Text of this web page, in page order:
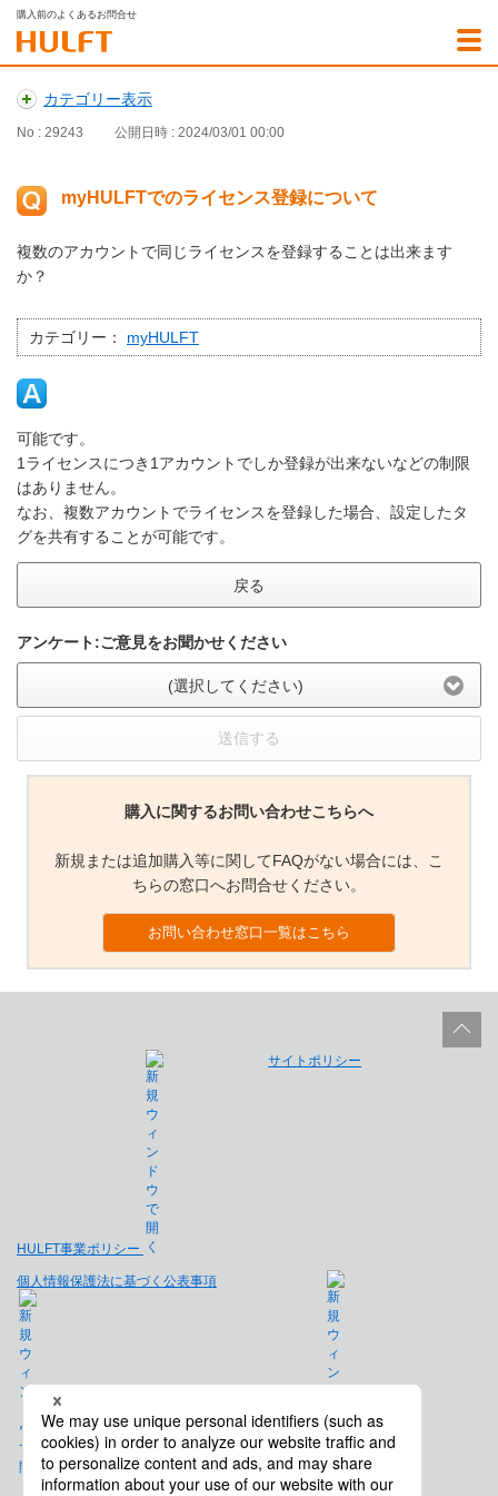
購入前のよくあるお問合せ
カテゴリー表示
No : 29243 公開日時 : 2024/03/01 00:00
myHULFTでのライセンス登録について
複数のアカウントで同じライセンスを登録することは出来ます
か？
カテゴリー： myHULFT
可能です。
1ライセンスにつき1アカウントでしか登録が出来ないなどの制限
はありません。
なお、複数アカウントでライセンスを登録した場合、設定したタ
グを共有することが可能です。
戻る
アンケート:ご意見をお聞かせください
(選択してください)
送信する
購入に関するお問い合わせこちらへ
新規または追加購入等に関してFAQがない場合には、こ
ちらの窓口へお問合せください。
お問い合わせ窓口一覧はこちら
HULFT事業ポリシー
サイトポリシー
個人情報保護法に基づく公表事項
免責事項